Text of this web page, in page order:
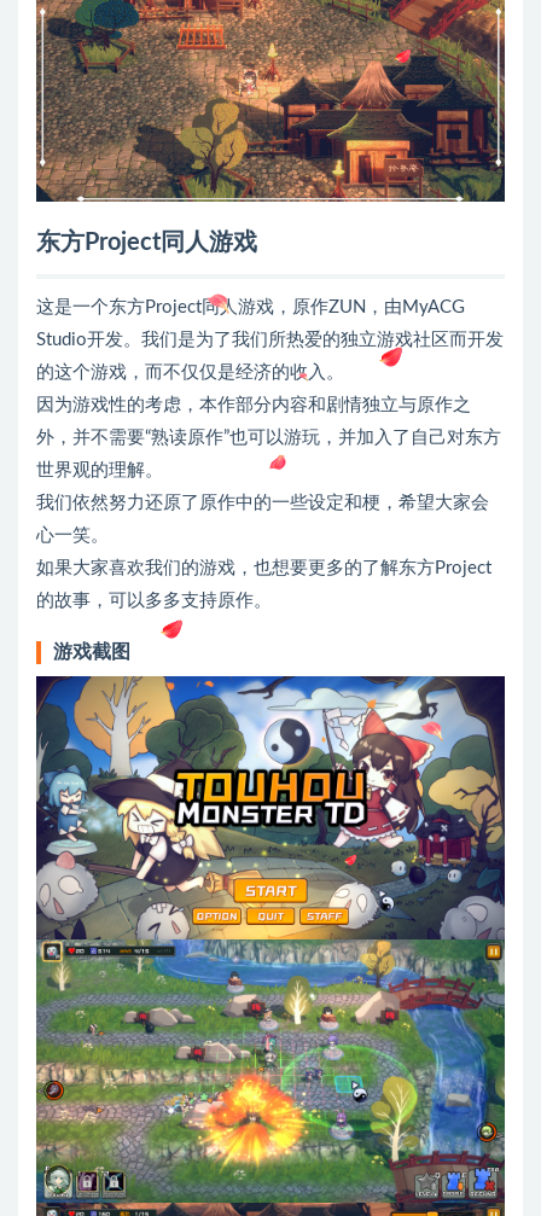
东方Project同人游戏
这是一个东方Project同人游戏，原作ZUN，由MyACG
Studio开发。我们是为了我们所热爱的独立游戏社区而开发
的这个游戏，而不仅仅是经济的收入。
因为游戏性的考虑，本作部分内容和剧情独立与原作之
外，并不需要“熟读原作”也可以游玩，并加入了自己对东方
世界观的理解。
我们依然努力还原了原作中的一些设定和梗，希望大家会
心一笑。
如果大家喜欢我们的游戏，也想要更多的了解东方Project
的故事，可以多多支持原作。
游戏截图